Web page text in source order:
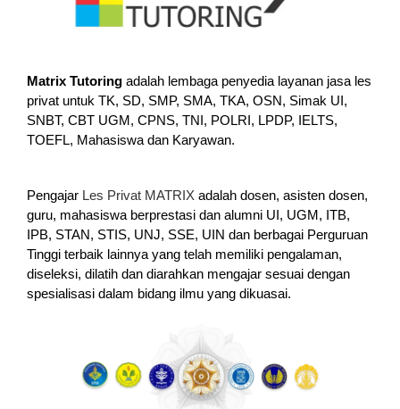
Matrix Tutoring adalah lembaga penyedia layanan jasa les
privat untuk TK, SD, SMP, SMA, TKA, OSN, Simak UI,
SNBT, CBT UGM, CPNS, TNI, POLRI, LPDP, IELTS,
TOEFL, Mahasiswa dan Karyawan.
Pengajar Les Privat MATRIX adalah dosen, asisten dosen,
guru, mahasiswa berprestasi dan alumni UI, UGM, ITB,
IPB, STAN, STIS, UNJ, SSE, UIN dan berbagai Perguruan
Tinggi terbaik lainnya yang telah memiliki pengalaman,
diseleksi, dilatih dan diarahkan mengajar sesuai dengan
spesialisasi dalam bidang ilmu yang dikuasai.